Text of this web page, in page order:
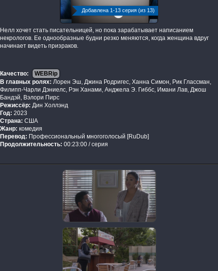
Добавлена 1-13 серия (из 13)
Нелл хочет стать писательницей, но пока зарабатывает написанием
некрологов. Ее однообразные будни резко меняются, когда женщина вдруг
начинает видеть призраков.
Качество:
WEBRip
В главных ролях: Лорен Эш, Джина Родригес, Ханна Симон, Рик Глассман,
Филипп-Чарли Дэниелс, Рэн Ханами, Анджела Э. Гиббс, Имани Лав, Джош
Бандэй, Вэлори Пирс
Режиссёр: Дин Холлэнд
Год: 2023
Страна: США
Жанр: комедия
Перевод: Профессиональный многоголосый [RuDub]
Продолжительность: 00:23:00 / серия